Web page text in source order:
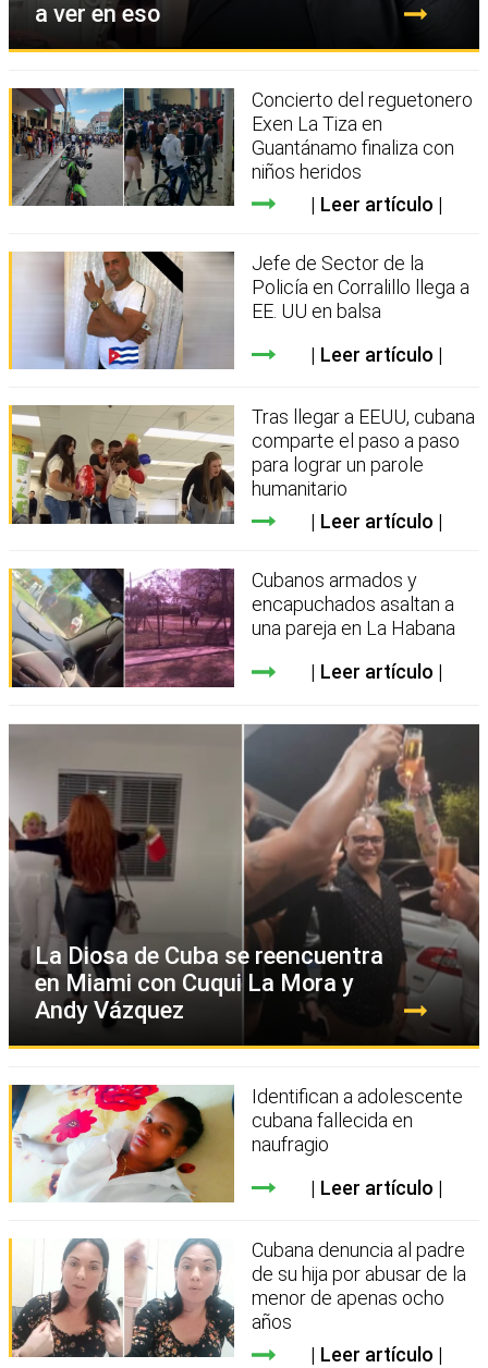
a ver en eso
Concierto del reguetonero
Exen La Tiza en
Guantánamo finaliza con
niños heridos
Leer artículo
Jefe de Sector de la
Policía en Corralillo llega a
EE. UU en balsa
Leer artículo
Tras llegar a EEUU, cubana
comparte el paso a paso
para lograr un parole
humanitario
Leer artículo
Cubanos armados y
encapuchados asaltan a
una pareja en La Habana
Leer artículo
La Diosa de Cuba se reencuentra
en Miami con Cuqui La Mora y
Andy Vázquez
Identifican a adolescente
cubana fallecida en
naufragio
Leer artículo
Cubana denuncia al padre
de su hija por abusar de la
menor de apenas ocho
años
Leer artículo